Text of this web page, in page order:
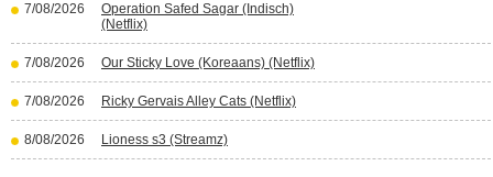
7/08/2026
Operation Safed Sagar (Indisch)
(Netflix)
7/08/2026 Our Sticky Love (Koreaans) (Netflix)
7/08/2026 Ricky Gervais Alley Cats (Netflix)
8/08/2026 Lioness s3 (Streamz)